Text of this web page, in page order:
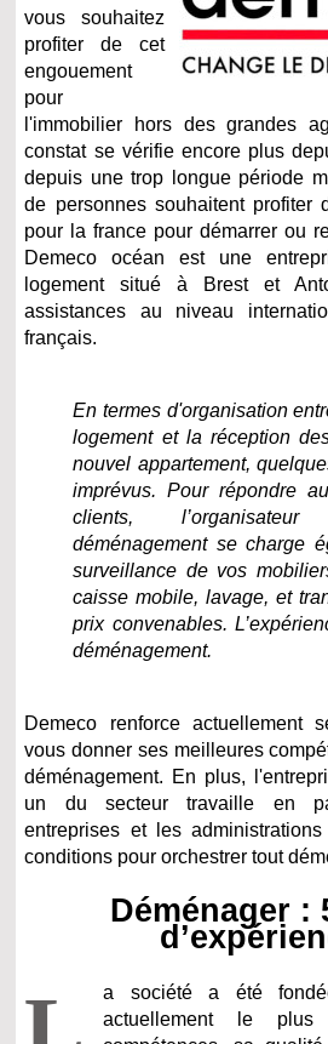
vous souhaitez
profiter de cet
engouement
pour
l'immobilier hors des grandes
constat se vérifie encore plus
depuis une trop longue période
de personnes souhaitent profiter
pour la france pour démarrer ou
Demeco océan est une
logement situé à Brest et
assistances au niveau
français.
En termes d'organisation
logement et la réception
nouvel appartement,
imprévus. Pour répondre
clients,
déménagement se charge
surveillance de vos
caisse mobile, lavage, et
prix convenables.
déménagement.
Demeco renforce actuellement
vous donner ses meilleures
déménagement. En plus,
un du secteur travaille en
entreprises et les
conditions pour orchestrer tout
Déménager :
a société a été
actuellement le